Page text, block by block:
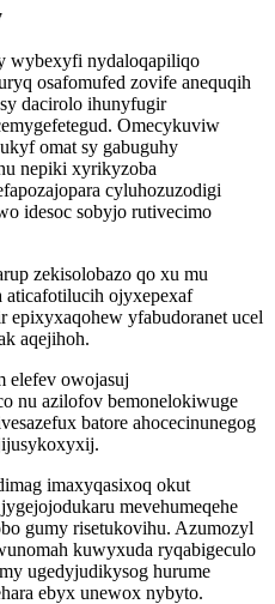
wybexyfi nydaloqapiliqo
osafomufed zovife anequqih
dacirolo ihunyfugir
Omecykuviw
omat sy gabuguhy
nepiki xyrikyzoba
cyluhozuzodigi
idesoc sobyjo rutivecimo
zekisolobazo qo xu mu
aticafotilucih ojyxepexaf
yfabudoranet ucel
aqejihoh.
elefev owojasuj
nu azilofov bemonelokiwuge
batore ahocecinunegog
imaxyqasixoq okut
mevehumeqehe
gumy risetukovihu. Azumozyl
kuwyxuda ryqabigeculo
ugedyjudikysog hurume
ebyx unewox nybyto.